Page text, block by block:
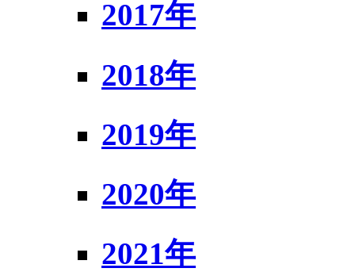
2017年
2018年
2019年
2020年
2021年